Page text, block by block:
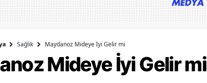
Sağlık Maydanoz Mideye İyi Gelir mi
Mideye İyi Gelir mi